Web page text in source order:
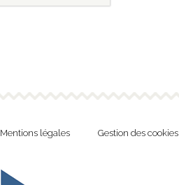
Mentions légales Gestion des cookies